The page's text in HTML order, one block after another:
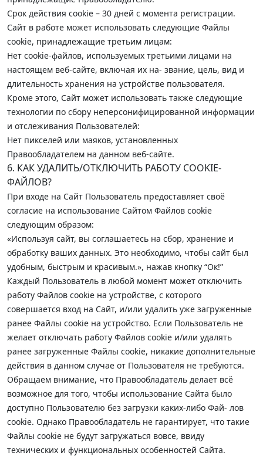
Срок действия cookie – 30 дней с момента регистрации.
Сайт в работе может использовать следующие Файлы
cookie, принадлежащие третьим лицам:
Нет cookie-файлов, используемых третьими лицами на
настоящем веб-сайте, включая их на- звание, цель, вид и
длительность хранения на устройстве пользователя.
Кроме этого, Сайт может использовать также следующие
технологии по сбору неперсонифицированной информации
и отслеживания Пользователей:
Нет пикселей или маяков, установленных
Правообладателем на данном веб-сайте.
6. КАК УДАЛИТЬ/ОТКЛЮЧИТЬ РАБОТУ COOKIE-
ФАЙЛОВ?
При входе на Сайт Пользователь предоставляет своё
согласие на использование Сайтом Файлов cookie
следующим образом:
«Используя сайт, вы соглашаетесь на сбор, хранение и
обработку ваших данных. Это необходимо, чтобы сайт был
удобным, быстрым и красивым.», нажав кнопку “Ок!”
Каждый Пользователь в любой момент может отключить
работу Файлов cookie на устройстве, с которого
совершается вход на Сайт, и/или удалить уже загруженные
ранее Файлы cookie на устройство. Если Пользователь не
желает отключать работу Файлов cookie и/или удалять
ранее загруженные Файлы cookie, никакие дополнительные
действия в данном случае от Пользователя не требуются.
Обращаем внимание, что Правообладатель делает всё
возможное для того, чтобы использование Сайта было
доступно Пользователю без загрузки каких-либо Фай- лов
cookie. Однако Правообладатель не гарантирует, что такие
Файлы cookie не будут загружаться вовсе, ввиду
технических и функциональных особенностей Сайта.